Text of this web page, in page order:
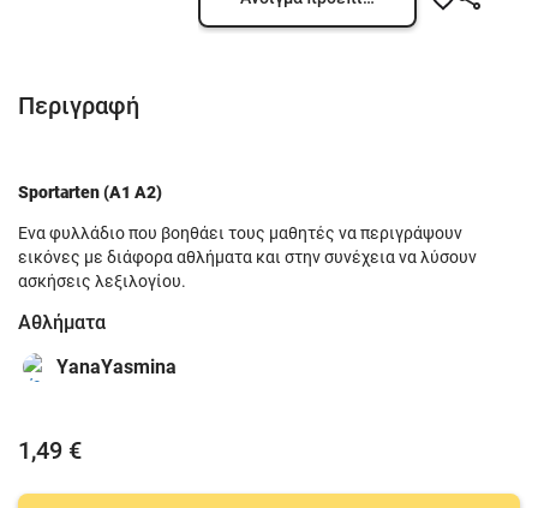
Περιγραφή
Sportarten (A1 Α2)
Ένα φυλλάδιο που βοηθάει τους μαθητές να περιγράψουν
εικόνες με διάφορα αθλήματα και στην συνέχεια να λύσουν
ασκήσεις λεξιλογίου.
Αθλήματα
YanaYasmina
1,49 €